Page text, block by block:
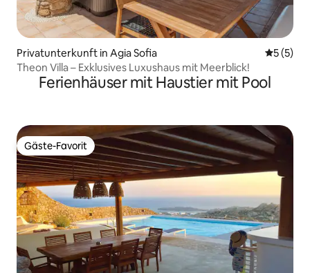
Privatunterkunft in Agia Sofia
5 (5)
Theon Villa – Exklusives Luxushaus mit Meerblick!
Ferienhäuser mit Haustier mit Pool
Gäste-Favorit
Gäste-Favorit